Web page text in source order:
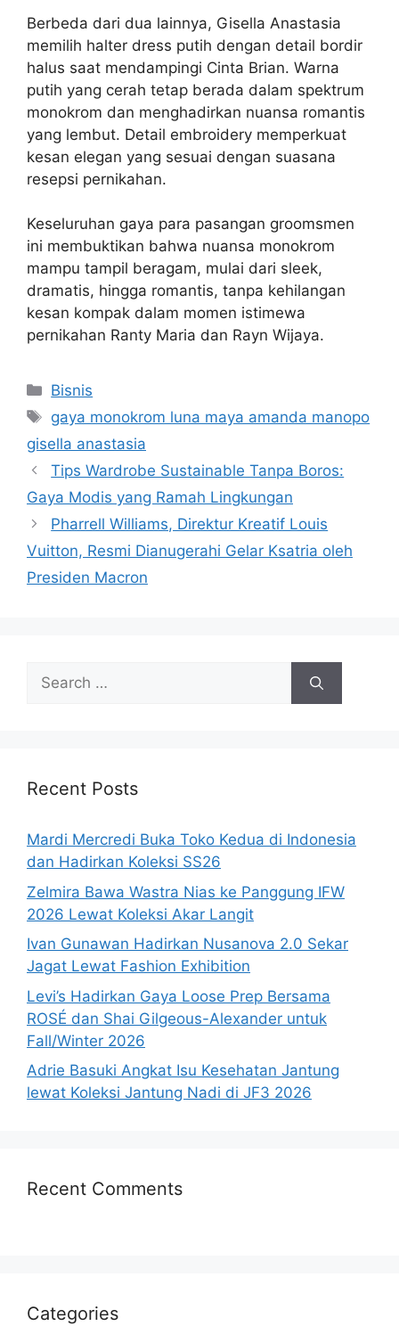
Berbeda dari dua lainnya, Gisella Anastasia
memilih halter dress putih dengan detail bordir
halus saat mendampingi Cinta Brian. Warna
putih yang cerah tetap berada dalam spektrum
monokrom dan menghadirkan nuansa romantis
yang lembut. Detail embroidery memperkuat
kesan elegan yang sesuai dengan suasana
resepsi pernikahan.
Keseluruhan gaya para pasangan groomsmen
ini membuktikan bahwa nuansa monokrom
mampu tampil beragam, mulai dari sleek,
dramatis, hingga romantis, tanpa kehilangan
kesan kompak dalam momen istimewa
pernikahan Ranty Maria dan Rayn Wijaya.
Categories
Bisnis
Tags
gaya monokrom luna maya amanda manopo
gisella anastasia
Tips Wardrobe Sustainable Tanpa Boros:
Gaya Modis yang Ramah Lingkungan
Pharrell Williams, Direktur Kreatif Louis
Vuitton, Resmi Dianugerahi Gelar Ksatria oleh
Presiden Macron
Search
for:
Recent Posts
Mardi Mercredi Buka Toko Kedua di Indonesia
dan Hadirkan Koleksi SS26
Zelmira Bawa Wastra Nias ke Panggung IFW
2026 Lewat Koleksi Akar Langit
Ivan Gunawan Hadirkan Nusanova 2.0 Sekar
Jagat Lewat Fashion Exhibition
Levi’s Hadirkan Gaya Loose Prep Bersama
ROSÉ dan Shai Gilgeous-Alexander untuk
Fall/Winter 2026
Adrie Basuki Angkat Isu Kesehatan Jantung
lewat Koleksi Jantung Nadi di JF3 2026
Recent Comments
Categories